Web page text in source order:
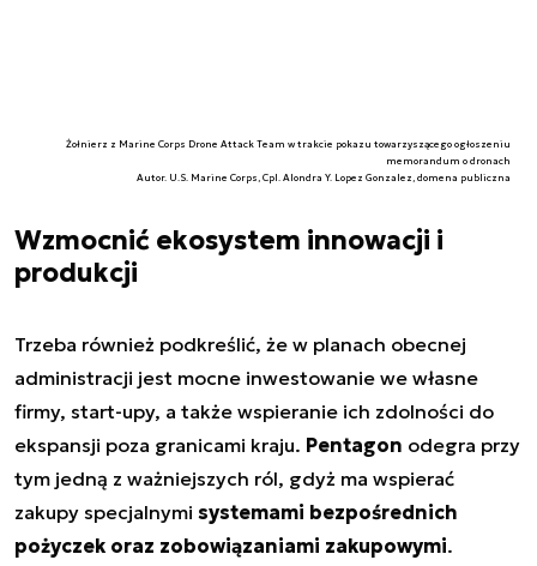
Żołnierz z Marine Corps Drone Attack Team w trakcie pokazu towarzyszącego ogłoszeniu
memorandum o dronach
Autor. U.S. Marine Corps, Cpl. Alondra Y. Lopez Gonzalez, domena publiczna
Wzmocnić ekosystem innowacji i
produkcji
Trzeba również podkreślić, że w planach obecnej
administracji jest mocne inwestowanie we własne
firmy, start-upy, a także wspieranie ich zdolności do
ekspansji poza granicami kraju. Pentagon odegra przy
tym jedną z ważniejszych ról, gdyż ma wspierać
zakupy specjalnymi systemami bezpośrednich
pożyczek oraz zobowiązaniami zakupowymi.